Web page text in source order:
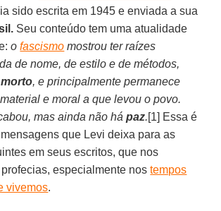
sido escrita em 1945 e enviada a sua
Seu conteúdo tem uma atualidade
ofascismo mostrou ter raízes
de nome, de estilo e de métodos,
, e principalmente permanece
e moral a que levou o povo.
mas ainda não hápaz.[1] Essa é
que Levi deixa para as
em seus escritos, que nos
especialmente nostempos
vivemos.